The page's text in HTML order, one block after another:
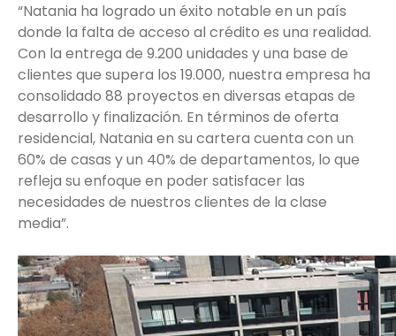
“Natania ha logrado un éxito notable en un país
donde la falta de acceso al crédito es una realidad.
Con la entrega de 9.200 unidades y una base de
clientes que supera los 19.000, nuestra empresa ha
consolidado 88 proyectos en diversas etapas de
desarrollo y finalización. En términos de oferta
residencial, Natania en su cartera cuenta con un
60% de casas y un 40% de departamentos, lo que
refleja su enfoque en poder satisfacer las
necesidades de nuestros clientes de la clase
media”.